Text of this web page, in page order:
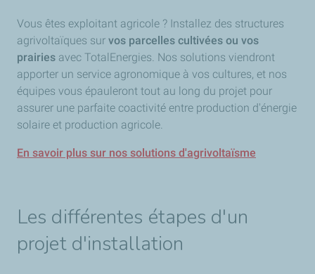
Vous êtes exploitant agricole ? Installez des structures
agrivoltaïques sur vos parcelles cultivées ou vos
prairies avec TotalEnergies. Nos solutions viendront
apporter un service agronomique à vos cultures, et nos
équipes vous épauleront tout au long du projet pour
assurer une parfaite coactivité entre production d'énergie
solaire et production agricole.
En savoir plus sur nos solutions d'agrivoltaïsme
Les différentes étapes d'un
projet d'installation